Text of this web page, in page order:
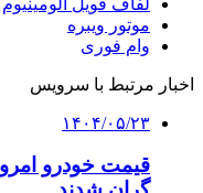
موتور ویبره
وام فوری
اخبار مرتبط با سرویس
۱۴۰۴/۰۵/۲۳